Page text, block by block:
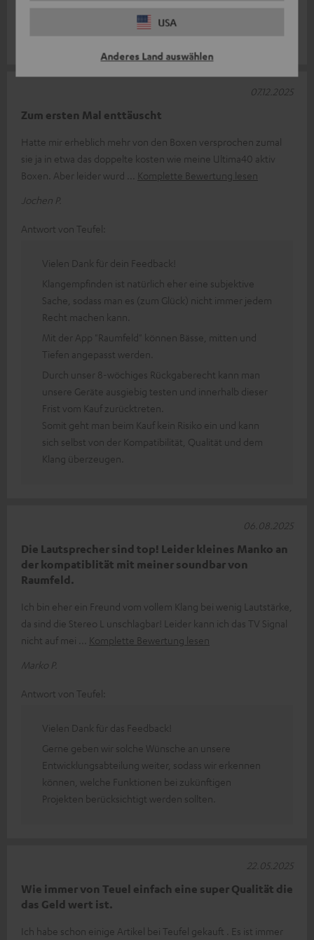
USA
Anderes Land auswählen
Komplette Bewertung lesen
Zum ersten Mal enttäuscht
Hatte mir erheblich mehr von den Boxen versprochen zumal
sie ja in etwa das doppelte kosten wie meine Ultima40 aktiv
Boxen. Aber leider wurd
Komplette Bewertung lesen
Jochen P.
07.12.2025
Antwort von Teufel:
Vielen Dank für dein Feedback!
Klangempfinden ist natürlich eher eine subjektive
Sache, sodass man es (zum Glück) nicht immer jedem
Recht machen kann.
Mit der App "Raumfeld" können Bässe, mitten und
Tiefen angepasst werden.
Durch unser 8-wöchiges Rückgaberecht kann man
unsere Geräte ausgiebig testen und innerhalb dieser
Frist vom Kauf zurücktreten.
Somit geht man beim Kauf kein Risiko ein und kann
sich selbst von der Kompatibilität, Qualität und dem
Klang überzeugen.
Die Lautsprecher sind top! Leider kleines Manko an
der kompatiblität mit meiner soundbar von
Raumfeld.
Ich bin eher ein Freund vom vollem Klang bei wenig Lautstärke,
da sind die Stereo L unschlagbar! Leider kann ich das TV Signal
nicht auf mei
Komplette Bewertung lesen
Marko P.
06.08.2025
Antwort von Teufel:
Vielen Dank für das Feedback!
Gerne geben wir solche Wünsche an unsere
Entwicklungsabteilung weiter, sodass wir erkennen
können, welche Funktionen bei zukünftigen
Projekten berücksichtigt werden sollten.
Wie immer von Teuel einfach eine super Qualität die
das Geld wert ist.
Ich habe schon einige Artikel bei Teufel gekauft . Es ist immer
22.05.2025